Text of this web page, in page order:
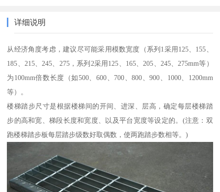
详细说明
从经济角度考虑，建议尽可能采用模数宽度（系列1采用125、155、
185、215、245、275，系列2采用125、165、205、245、275mm等）
为100mm倍数长度（如500、600、700、800、900、1000、1200mm
等）。
楼梯踏步尺寸是根据楼梯间的开间、进深、层高，确定每层楼梯踏
步的高和宽、梯段长度和宽度、以及平台宽度等设定的。(注意：双
跑楼梯踏步板每层踏步级数好取偶数，使两跑踏步数相等。)